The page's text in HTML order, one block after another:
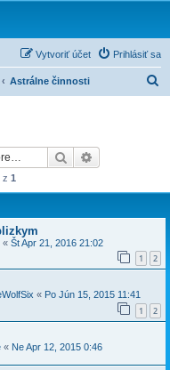
Prihlásiť sa
Vytvoriť účet
Astrálne činnosti
Hľadať
z 1
« Št Apr 21, 2016 21:02
1 2
« Po Jún 15, 2015 11:41
1 2
« Ne Apr 12, 2015 0:46